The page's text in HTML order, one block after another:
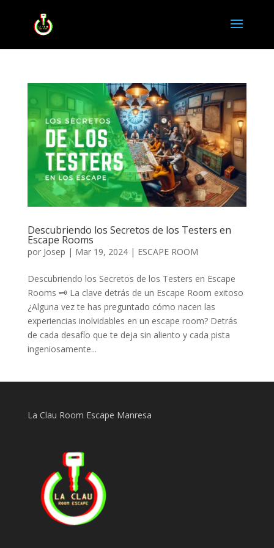
Descubriendo los Secretos de los Testers en
Escape Rooms
por Josep | Mar 19, 2024| ESCAPE ROOM
Descubriendo los Secretos de los Testers en Escape
Rooms 🗝️ La clave detrás de un Escape Room exitoso
¿Alguna vez te has preguntado cómo nacen las
experiencias inolvidables en un escape room? Detrás
de cada desafío que te deja sin aliento y cada pista
ingeniosamente...
La Clau Room Escape Manresa